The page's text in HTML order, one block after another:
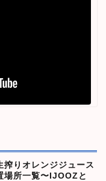
搾りオレンジジュース
場所一覧〜IJOOZと